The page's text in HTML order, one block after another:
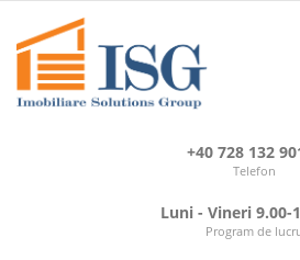
+40 728 132
Telefon
Luni - Vineri 9.00-
Program de